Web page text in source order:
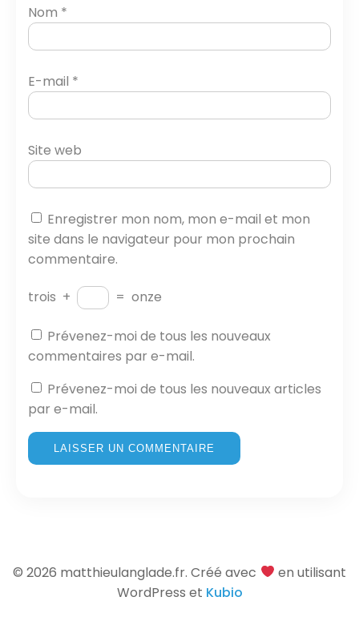
Nom *
E-mail *
Site web
Enregistrer mon nom, mon e-mail et mon
site dans le navigateur pour mon prochain
commentaire.
trois + = onze
Prévenez-moi de tous les nouveaux
commentaires par e-mail.
Prévenez-moi de tous les nouveaux articles
par e-mail.
© 2026 matthieulanglade.fr. Créé avec
en utilisant
WordPress et Kubio